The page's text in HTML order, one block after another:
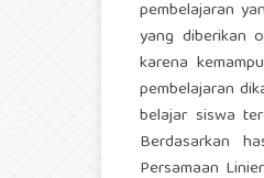
pembelajaran
yang diberikan
karena
pembelajaran
belajar siswa
Berdasarkan
Persamaan